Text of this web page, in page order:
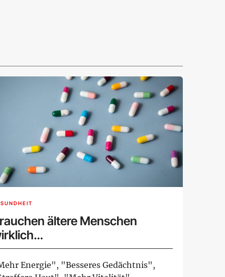
ältere Menschen
Energie", "Besseres Gedächtnis",